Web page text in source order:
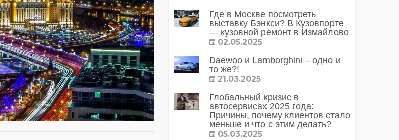
Где в Москве посмотреть
выставку Бэнкси? В Кузовпорте
— кузовной ремонт в Измайлово
02.05.2025
Daewoo и Lamborghini – одно и
то же?!
21.03.2025
Глобальный кризис в
автосервисах 2025 года:
Причины, почему клиентов стало
меньше и что с этим делать?
05.03.2025